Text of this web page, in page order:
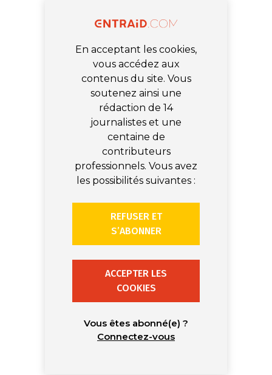
En acceptant les cookies,
vous accédez aux
contenus du site. Vous
soutenez ainsi une
rédaction de 14
journalistes et une
centaine de
contributeurs
professionnels. Vous avez
les possibilités suivantes :
REFUSER ET
S’ABONNER
ACCEPTER LES
COOKIES
Vous êtes abonné(e) ?
Connectez-vous